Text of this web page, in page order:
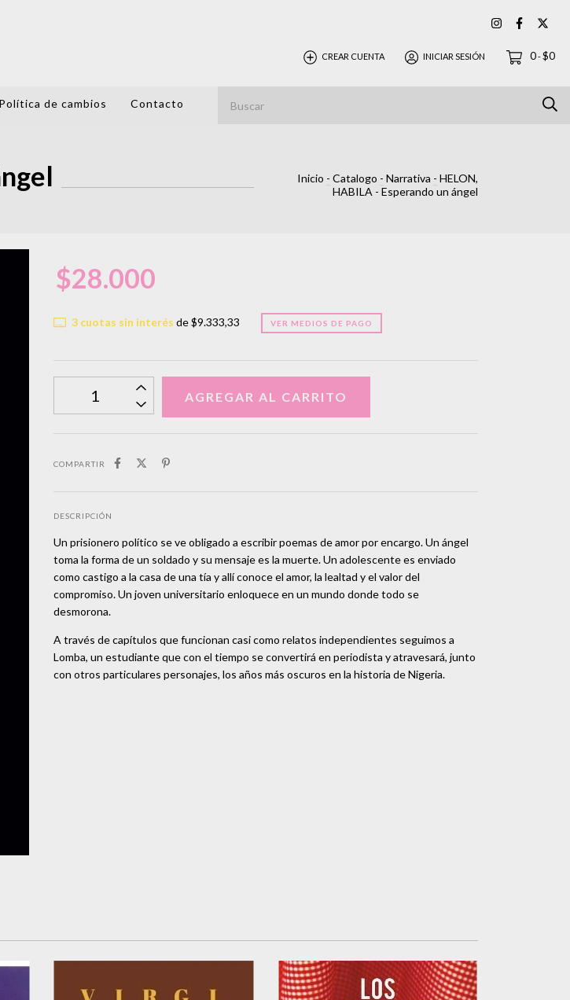
CREAR CUENTA INICIAR SESIÓN 0-$0
Política de cambios Contacto
Inicio - Catalogo - Narrativa - HELON,
HABILA - Esperando un ángel
$28.000
3cuotas sin interés de$9.333,33 VER MEDIOS DE PAGO
COMPARTIR
DESCRIPCIÓN
Un prisionero político se ve obligado a escribir poemas de amor por encargo. Un ángel
toma la forma de un soldado y su mensaje es la muerte. Un adolescente es enviado
como castigo a la casa de una tía y allí conoce el amor, la lealtad y el valor del
compromiso. Un joven universitario enloquece en un mundo donde todo se
desmorona.
A través de capítulos que funcionan casi como relatos independientes seguimos a
Lomba, un estudiante que con el tiempo se convertirá en periodista y atravesará, junto
con otros particulares personajes, los años más oscuros en la historia de Nigeria.